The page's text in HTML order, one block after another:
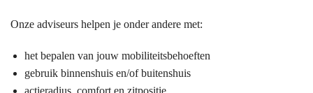
Onze adviseurs helpen je onder andere met:
het bepalen van jouw mobiliteitsbehoeften
gebruik binnenshuis en/of buitenshuis
actieradius, comfort en zitpositie